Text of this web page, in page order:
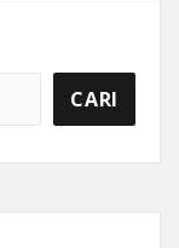
CARI